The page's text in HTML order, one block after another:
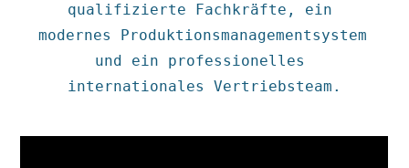
qualifizierte Fachkräfte, ein
modernes Produktionsmanagementsystem
und ein professionelles
internationales Vertriebsteam.